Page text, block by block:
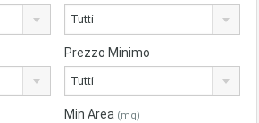
Tutti
Prezzo Minimo
Tutti
Min Area (mq)